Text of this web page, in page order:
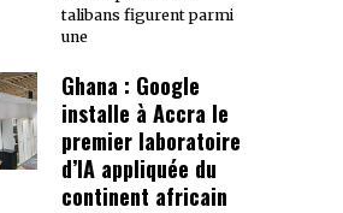
talibans figurent parmi
une
Ghana : Google
installe à Accra le
premier laboratoire
d’IA appliquée du
continent africain